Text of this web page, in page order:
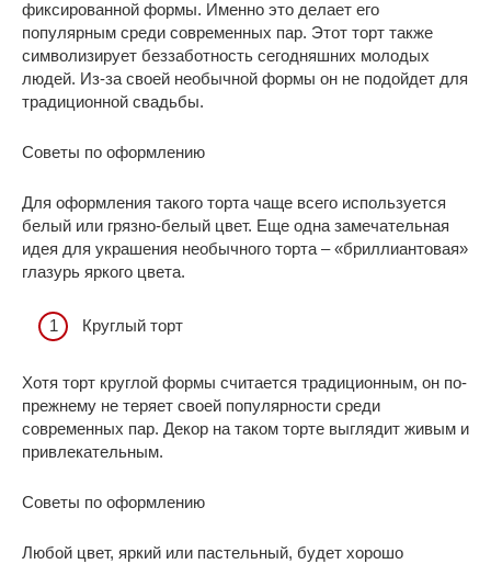
фиксированной формы. Именно это делает его
популярным среди современных пар. Этот торт также
символизирует беззаботность сегодняшних молодых
людей. Из-за своей необычной формы он не подойдет для
традиционной свадьбы.
Советы по оформлению
Для оформления такого торта чаще всего используется
белый или грязно-белый цвет. Еще одна замечательная
идея для украшения необычного торта – «бриллиантовая»
глазурь яркого цвета.
Круглый торт
Хотя торт круглой формы считается традиционным, он по-
прежнему не теряет своей популярности среди
современных пар. Декор на таком торте выглядит живым и
привлекательным.
Советы по оформлению
Любой цвет, яркий или пастельный, будет хорошо